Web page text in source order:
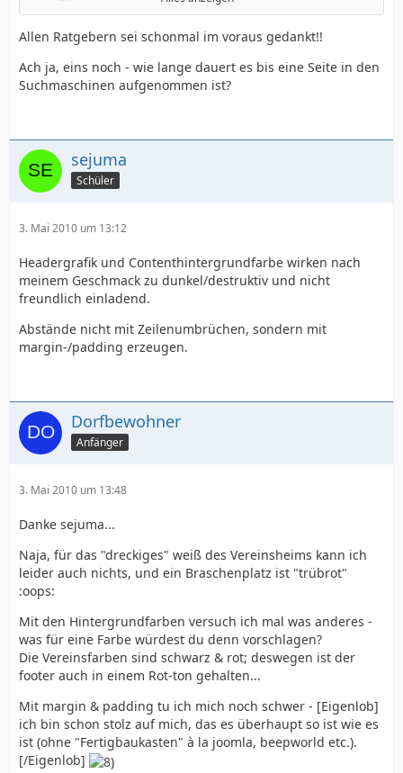
Allen Ratgebern sei schonmal im voraus gedankt!!
Ach ja, eins noch - wie lange dauert es bis eine Seite in den
Suchmaschinen aufgenommen ist?
sejuma
Schüler
3. Mai 2010 um 13:12
Headergrafik und Contenthintergrundfarbe wirken nach
meinem Geschmack zu dunkel/destruktiv und nicht
freundlich einladend.
Abstände nicht mit Zeilenumbrüchen, sondern mit
margin-/padding erzeugen.
Dorfbewohner
Anfänger
3. Mai 2010 um 13:48
Danke sejuma...
Naja, für das "dreckiges" weiß des Vereinsheims kann ich
leider auch nichts, und ein Braschenplatz ist "trübrot"
:oops:
Mit den Hintergrundfarben versuch ich mal was anderes -
was für eine Farbe würdest du denn vorschlagen?
Die Vereinsfarben sind schwarz & rot; deswegen ist der
footer auch in einem Rot-ton gehalten...
Mit margin & padding tu ich mich noch schwer - [Eigenlob]
ich bin schon stolz auf mich, das es überhaupt so ist wie es
ist (ohne "Fertigbaukasten" à la joomla, beepworld etc.).
[/Eigenlob]